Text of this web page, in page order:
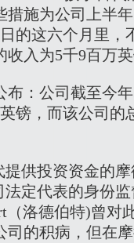
措施为公司上半
的这六个月里，
收入为5千9百万
：公司截至今年
镑，而该公司的
供投资资金的摩
定代表的身份
（洛德伯特)曾对
司的积病，但在